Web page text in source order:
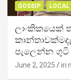
GOSSIP LOCAL
ලාංකිකයෙක්
පැලෙන්න
June 2, 2025 iri